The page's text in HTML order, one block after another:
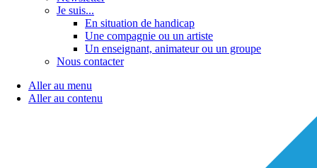
Je suis...
En situation de handicap
Une compagnie ou un artiste
Un enseignant, animateur ou un groupe
Nous contacter
Aller au menu
Aller au contenu